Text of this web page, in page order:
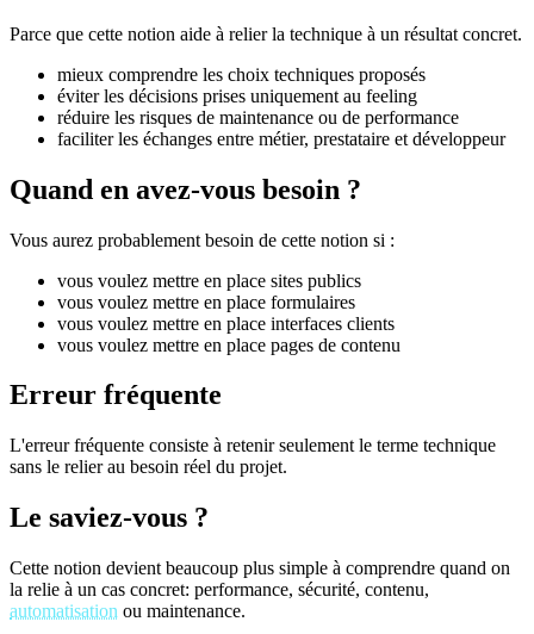
Parce que cette notion aide à relier la technique à un résultat concret.
mieux comprendre les choix techniques proposés
éviter les décisions prises uniquement au feeling
réduire les risques de maintenance ou de performance
faciliter les échanges entre métier, prestataire et développeur
Quand en avez-vous besoin ?
Vous aurez probablement besoin de cette notion si :
vous voulez mettre en place sites publics
vous voulez mettre en place formulaires
vous voulez mettre en place interfaces clients
vous voulez mettre en place pages de contenu
Erreur fréquente
L'erreur fréquente consiste à retenir seulement le terme technique
sans le relier au besoin réel du projet.
Le saviez-vous ?
Cette notion devient beaucoup plus simple à comprendre quand on
la relie à un cas concret: performance, sécurité, contenu,
automatisation ou maintenance.